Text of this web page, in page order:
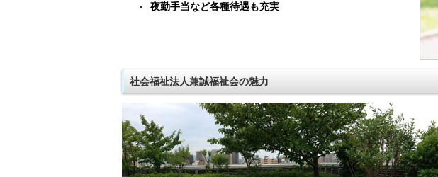
夜勤手当など各種待遇も充実
社会福祉法人兼誠福祉会の魅力